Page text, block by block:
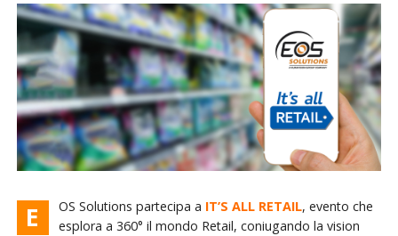
E OS Solutions partecipa a IT’S ALL RETAIL, evento che
esplora a 360° il mondo Retail, coniugando la vision